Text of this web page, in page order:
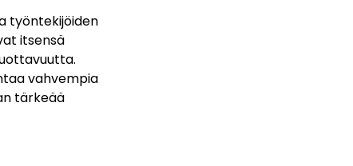
työntekijöiden
itsensä
vahvempia
tärkeää